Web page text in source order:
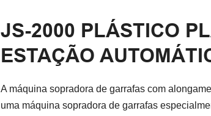
JS-2000 PLÁSTICO
ESTAÇÃO
A máquina sopradora de garrafas com
uma máquina sopradora de garrafas